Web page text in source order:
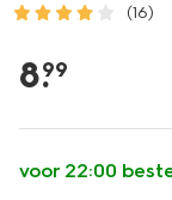
(16)
tafelen/servies/
21cm-
aardewerk-
gebroken-
wit-
8.
99
voor 22:00